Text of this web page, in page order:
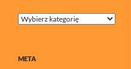
Kategorie
META